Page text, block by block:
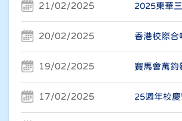
21/02/2025 2025東華
20/02/2025 香港校際合
19/02/2025 賽馬會萬鈞
17/02/2025 25週年校